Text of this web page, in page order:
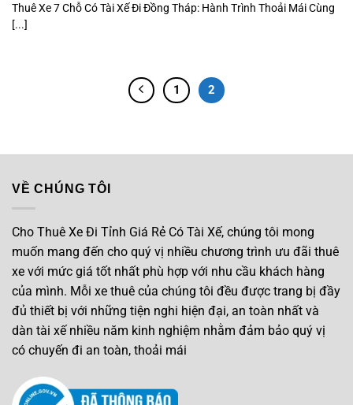
Thuê Xe 7 Chỗ Có Tài Xế Đi Đồng Tháp: Hành Trình Thoải Mái Cùng
[...]
1 2
VỀ CHÚNG TÔI
Cho Thuê Xe Đi Tỉnh Giá Rẻ Có Tài Xế, chúng tôi mong
muốn mang đến cho quý vị nhiều chương trình ưu đãi thuê
xe với mức giá tốt nhất phù hợp với nhu cầu khách hàng
của mình. Mỗi xe thuê của chúng tôi đều được trang bị đầy
đủ thiết bị với những tiện nghi hiện đại, an toàn nhất và
dàn tài xế nhiều năm kinh nghiệm nhằm đảm bảo quý vị
có chuyến đi an toàn, thoải mái